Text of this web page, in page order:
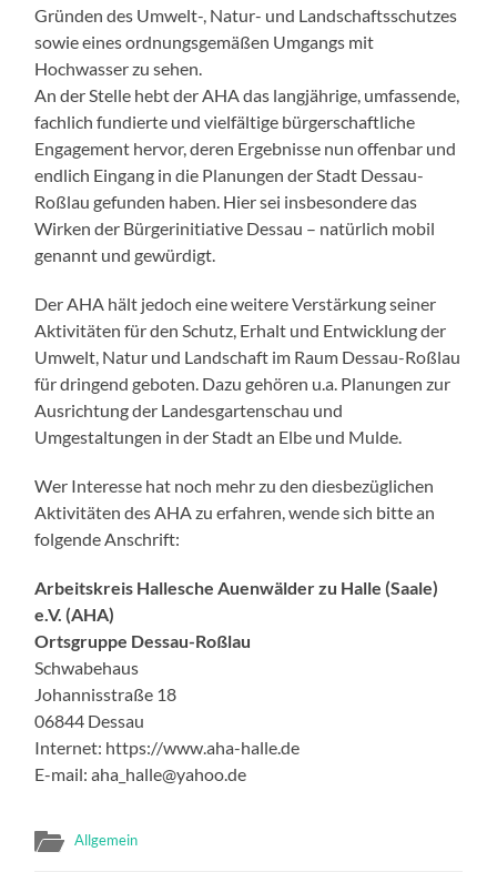
Gründen des Umwelt-, Natur- und Landschaftsschutzes
sowie eines ordnungsgemäßen Umgangs mit
Hochwasser zu sehen.
An der Stelle hebt der AHA das langjährige, umfassende,
fachlich fundierte und vielfältige bürgerschaftliche
Engagement hervor, deren Ergebnisse nun offenbar und
endlich Eingang in die Planungen der Stadt Dessau-
Roßlau gefunden haben. Hier sei insbesondere das
Wirken der Bürgerinitiative Dessau – natürlich mobil
genannt und gewürdigt.
Der AHA hält jedoch eine weitere Verstärkung seiner
Aktivitäten für den Schutz, Erhalt und Entwicklung der
Umwelt, Natur und Landschaft im Raum Dessau-Roßlau
für dringend geboten. Dazu gehören u.a. Planungen zur
Ausrichtung der Landesgartenschau und
Umgestaltungen in der Stadt an Elbe und Mulde.
Wer Interesse hat noch mehr zu den diesbezüglichen
Aktivitäten des AHA zu erfahren, wende sich bitte an
folgende Anschrift:
Arbeitskreis Hallesche Auenwälder zu Halle (Saale)
e.V. (AHA)
Ortsgruppe Dessau-Roßlau
Schwabehaus
Johannisstraße 18
06844 Dessau
Internet: https://www.aha-halle.de
E-mail: aha_halle@yahoo.de
Allgemein